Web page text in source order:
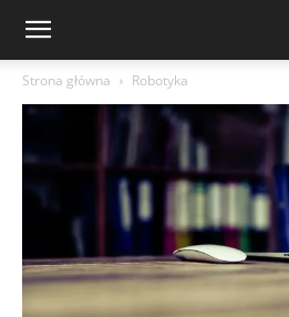
Strona główna Robotyka